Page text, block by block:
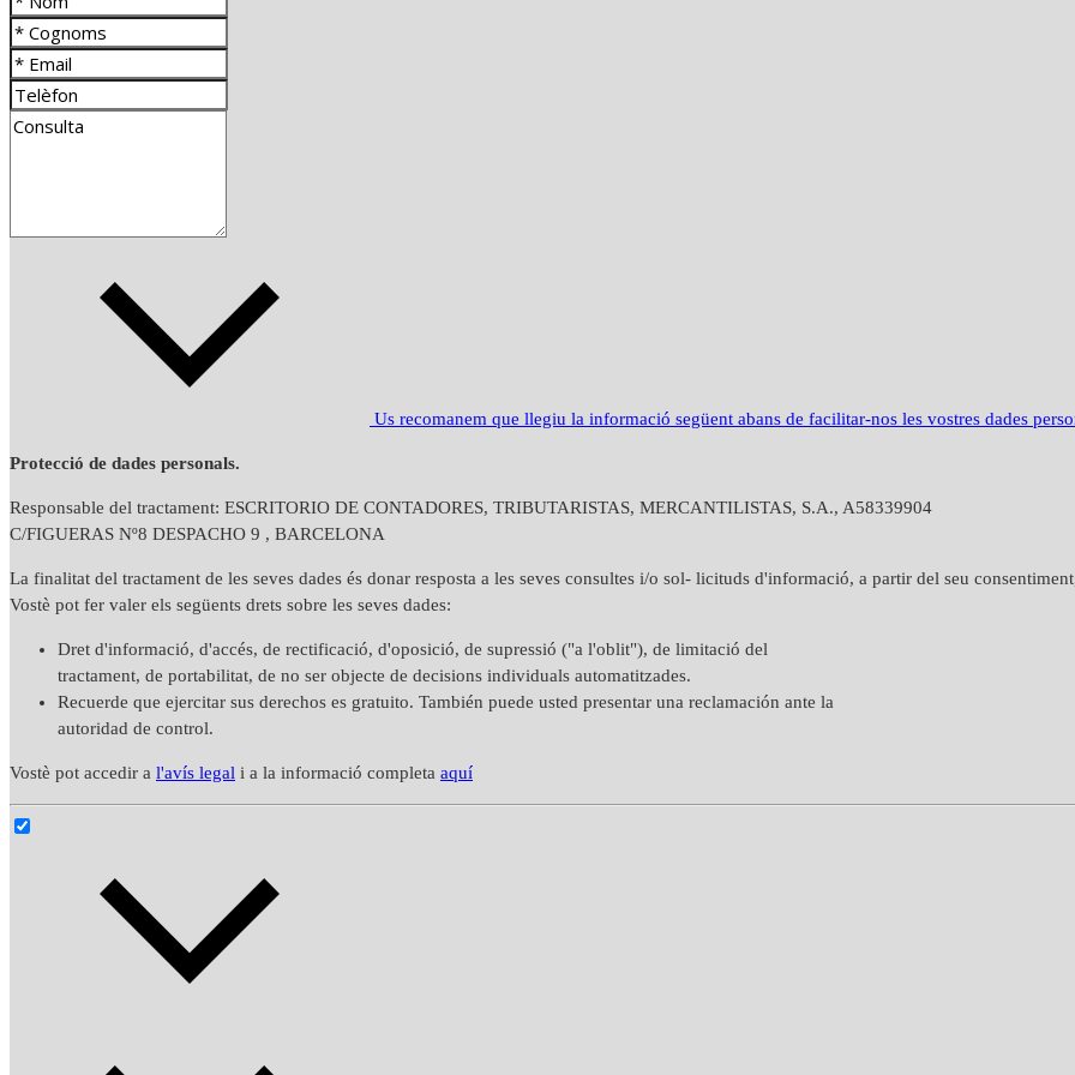
Us recomanem que llegiu la informació següent abans de facilitar-nos les vostres dades
Protecció de dades personals.
Responsable del tractament: ESCRITORIO DE CONTADORES, TRIBUTARISTAS, MERCANTILISTAS, S.A., A58339904
C/FIGUERAS Nº8 DESPACHO 9 , BARCELONA
La finalitat del tractament de les seves dades és donar resposta a les seves consultes i/o sol- licituds d'informació, a partir del seu
Vostè pot fer valer els següents drets sobre les seves dades:
Dret d'informació, d'accés, de rectificació, d'oposició, de supressió ("a l'oblit"), de limitació del
tractament, de portabilitat, de no ser objecte de decisions individuals automatitzades.
Recuerde que ejercitar sus derechos es gratuito. También puede usted presentar una reclamación ante la
autoridad de control.
Vostè pot accedir a l'avís legal i a la informació completa aquí